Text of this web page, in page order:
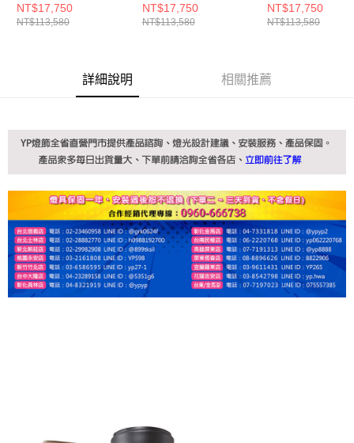
恩沛科技股份有限公司將有權停止該用戶之使用額度並採取法律行動。
NT$17,750
NT$113,580
NT$17,750
NT$113,580
NT$17,750
NT$113,580
詳細說明 相關推薦